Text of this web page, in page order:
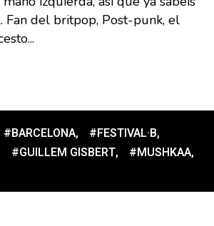
Fan del britpop, Post-punk, el
#BARCELONA, #FESTIVAL·B,
#GUILLEM GISBERT, #MUSHKAA,